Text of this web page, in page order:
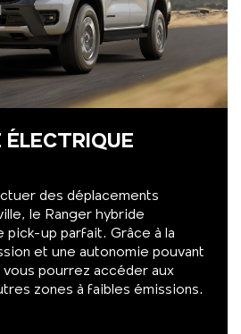
des déplacements
le Ranger hybride
pick-up parfait. Grâce à la
et une autonomie pouvant
vous pourrez accéder aux
zones à faibles émissions.